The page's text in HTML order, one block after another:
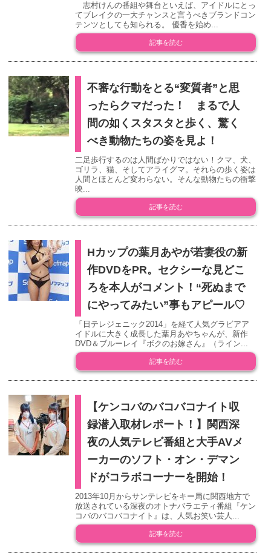
志村けんの番組や舞台といえば、アイドルにとっ
てブレイクの一大チャンスと言うべきブランドコン
テンツとしても知られる。 優香を始め...
記事を読む
不審な行動をとる“変質者”と思
ったらクマだった！ まるで人
間の如くスタスタと歩く、驚く
べき動物たちの姿を見よ！
二足歩行するのは人間ばかりではない！クマ、犬、
ゴリラ、猫、そしてアライグマ。それらの歩く姿は
人間とほとんど変わらない。そんな動物たちの衝撃
映...
記事を読む
Hカップの葉月あやが若妻役の新
作DVDをPR。セクシーな見どこ
ろを本人がコメント！“死ぬまで
にやってみたい”事もアピール♡
「日テレジェニック2014」を経て人気グラビアア
イドルに大きく成長した葉月あやちゃんが、新作
DVD＆ブルーレイ『ボクのお嫁さん』（ライン...
記事を読む
【ケンコバのバコバコナイト収
録潜入取材レポート！】関西深
夜の人気テレビ番組と大手AVメ
ーカーのソフト・オン・デマン
ドがコラボコーナーを開始！
2013年10月からサンテレビをキー局に関西地方で
放送されている深夜のオトナバラエティ番組『ケン
コバのバコバコナイト』は、人気お笑い芸人...
記事を読む